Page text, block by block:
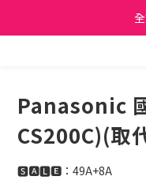
日立家電、國
日立家電、國
Panasonic
CS200C)(取
🆂🅰🅻🅴：49A+8A